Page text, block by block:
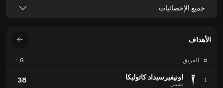
جميع الإحصائيات
الأهداف
# الفريق G
1 اونيفيرسيداد كاتوليكا
تشيلي 38